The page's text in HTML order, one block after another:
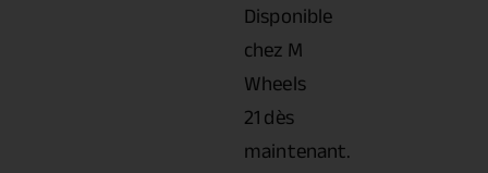
Disponible
chez M
Wheels
21 dès
maintenant.